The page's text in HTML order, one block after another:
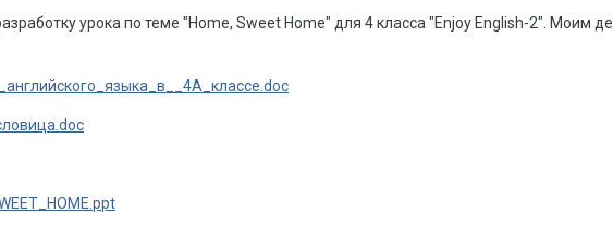
урока по теме "Home, Sweet Home" для 4 класса "Enjoy English-2". Моим